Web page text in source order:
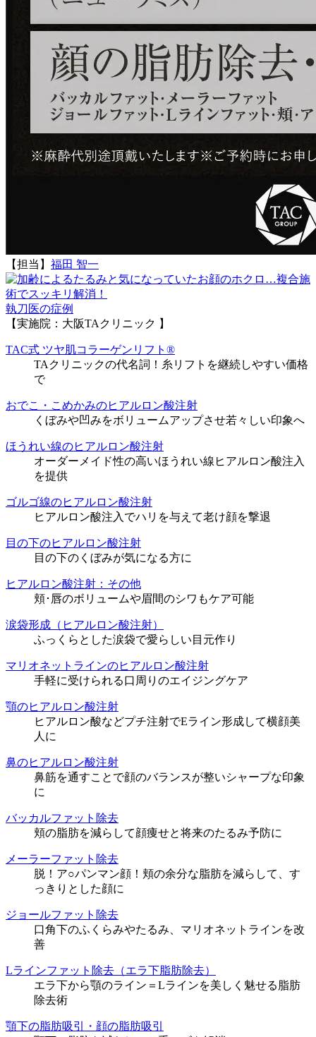
【担当】 福田 智一
執刀医の症例
【実施院：大阪TAクリニック 】
TAC式 ツヤ肌コラーゲンリフト®
TAクリニックの代名詞！糸リフトを継続しやすい価格
で
おでこ・こめかみのヒアルロン酸注射
くぼみや凹みをボリュームアップさせ若々しい印象へ
ほうれい線のヒアルロン酸注射
オーダーメイド性の高いほうれい線ヒアルロン酸注入
を提供
ゴルゴ線のヒアルロン酸注射
ヒアルロン酸注入でハリを与えて老け顔を撃退
目の下のヒアルロン酸注射
目の下のくぼみが気になる方に
ヒアルロン酸注射：その他
頬･唇のボリュームや眉間のシワもケア可能
涙袋形成（ヒアルロン酸注射）
ふっくらとした涙袋で愛らしい目元作り
マリオネットラインのヒアルロン酸注射
手軽に受けられる口周りのエイジングケア
顎のヒアルロン酸注射
ヒアルロン酸などプチ注射でEライン形成して横顔美
人に
鼻のヒアルロン酸注射
鼻筋を通すことで顔のバランスが整いシャープな印象
に
バッカルファット除去
頬の脂肪を減らして顔痩せと将来のたるみ予防に
メーラーファット除去
脱！ア○パンマン顔！頬の余分な脂肪を減らして、す
っきりとした顔に
ジョールファット除去
口角下のふくらみやたるみ、マリオネットラインを改
善
Lラインファット除去（エラ下脂肪除去）
エラ下から顎のライン＝Lラインを美しく魅せる脂肪
除去術
顎下の脂肪吸引・顔の脂肪吸引